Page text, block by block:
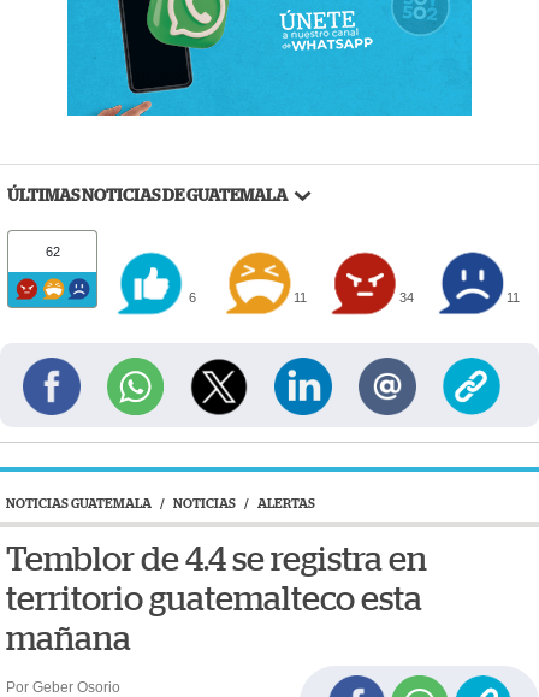
ÚLTIMAS NOTICIAS DE GUATEMALA
62
6 11 34 11
NOTICIAS GUATEMALA / NOTICIAS / ALERTAS
Temblor de 4.4 se registra en
territorio guatemalteco esta
mañana
Por Geber Osorio